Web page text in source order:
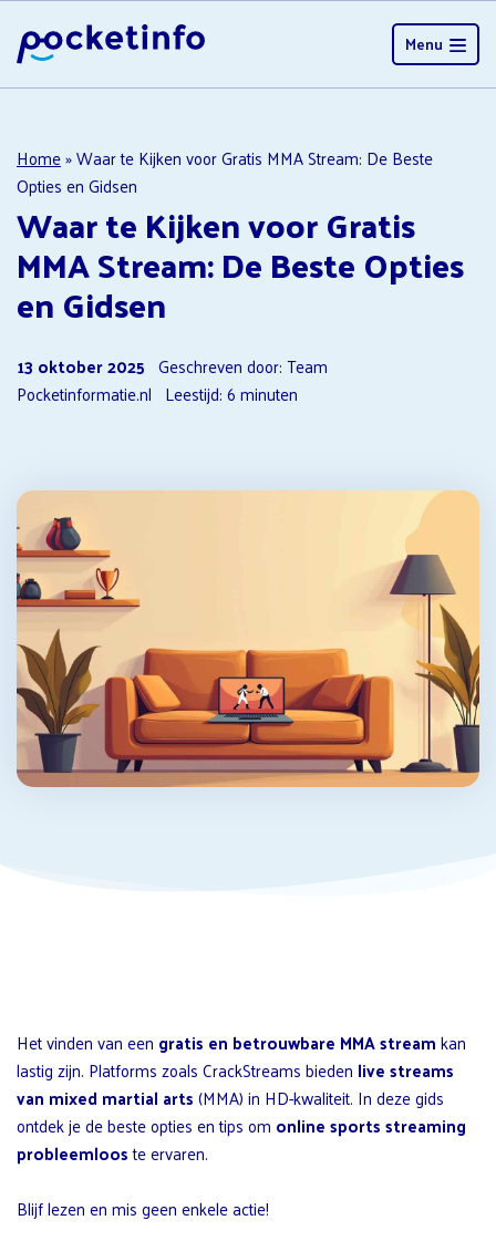
Menu
Home»Waar te Kijken voor Gratis MMA Stream: De Beste
Opties en Gidsen
Waar te Kijken voor Gratis
MMA Stream: De Beste Opties
en Gidsen
13 oktober 2025 Geschreven door: Team
Pocketinformatie.nl Leestijd:6minuten
Het vinden van een gratis en betrouwbare MMA streamkan
lastig zijn. Platforms zoals CrackStreams bieden live streams
van mixed martial arts(MMA) in HD-kwaliteit. In deze gids
ontdek je de beste opties en tips om online sports streaming
probleemlooste ervaren.
Blijf lezen en mis geen enkele actie!